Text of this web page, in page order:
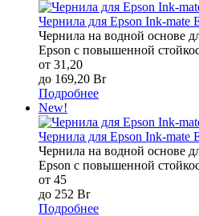
Чернила для Epson Ink-mate
Чернила на водной основе
Epson c повышенной
от 31,20
до 169,20 Br
Подробнее
New!
Чернила для Epson Ink-mate
Чернила на водной основе
Epson c повышенной
от 45
до 252 Br
Подробнее